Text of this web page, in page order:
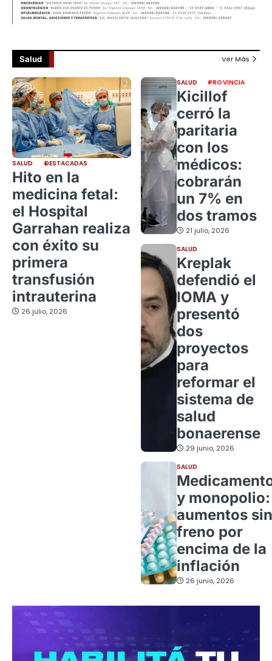
Salud Ver Más
SALUD DESTACADAS
Hito en la
medicina fetal:
el Hospital
Garrahan realiza
con éxito su
primera
transfusión
intrauterina
26 julio, 2026
SALUD PROVINCIA
Kicillof
cerró la
paritaria
con los
médicos:
cobrarán
un 7% en
dos tramos
21 julio, 2026
SALUD
Kreplak
defendió el
IOMA y
presentó
dos
proyectos
para
reformar el
sistema de
salud
bonaerense
29 junio, 2026
SALUD
y monopolio:
aumentos sin
freno por
encima de la
inflación
26 junio, 2026